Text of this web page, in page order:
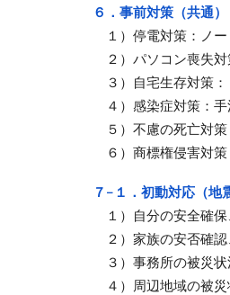
６．事前対策（共通）
１）停電対策：ノー
２ ）パソコン喪失
３）自宅生存対策：
４）感染症対策：手
５ ）不慮の死亡対策
６ ）商標権侵害対策
７−１．初動対応（地
１）自分の安全確保
２）家族の安否確認
３）事務所の被災状
４）周辺地域の被災